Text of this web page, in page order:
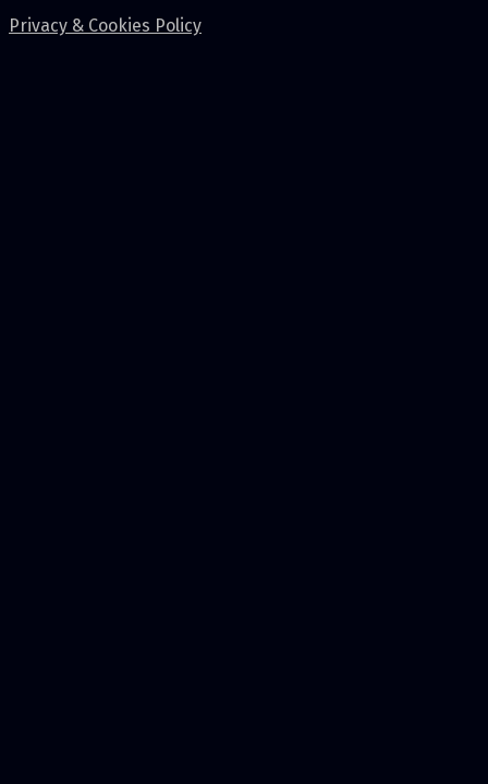
Privacy & Cookies Policy